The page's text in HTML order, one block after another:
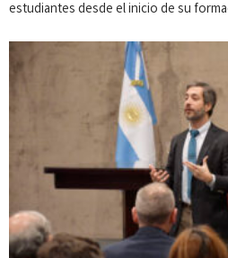
estudiantes desde el inicio de su